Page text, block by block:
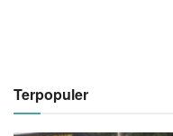
Terpopuler